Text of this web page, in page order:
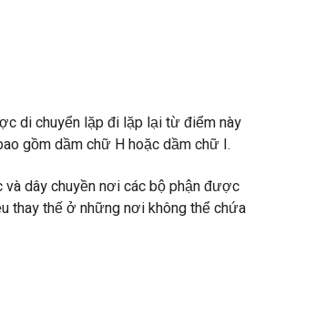
di chuyển lặp đi lặp lại từ điểm này
gồm dầm chữ H hoặc dầm chữ I.
dây chuyền nơi các bộ phận được
thay thế ở những nơi không thể chứa